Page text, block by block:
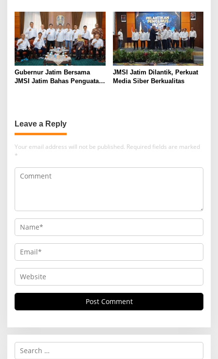
Gubernur Jatim Bersama
JMSI Jatim Bahas Penguatan
JMSI Jatim Dilantik, Perkuat
Media Siber Berkualitas
Leave a Reply
Your email address will not be published. Required fields are marked
*
S